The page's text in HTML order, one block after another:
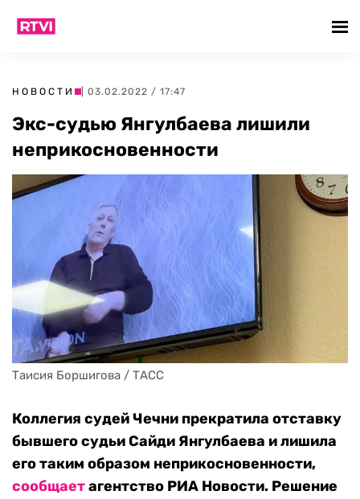
НОВОСТИ | 03.02.2022 / 17:47
Экс-судью Янгулбаева лишили
неприкосновенности
Таисия Боршигова / ТАСС
Коллегия судей Чечни прекратила отставку
бывшего судьи Сайди Янгулбаева и лишила
его таким образом неприкосновенности,
сообщаетагентство РИА Новости. Решение